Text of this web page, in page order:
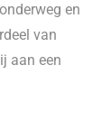
en
van
aan een